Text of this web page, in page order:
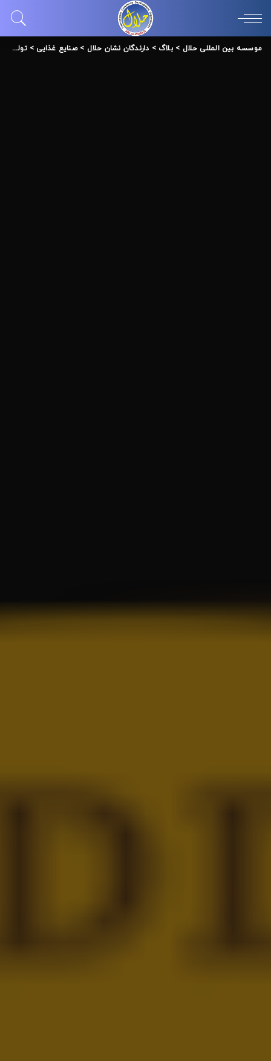
موسسه بین المللی حلال >بلاگ > دارندگان نشان حلال >صنایع غذایی >تولیدی رطب سجاد